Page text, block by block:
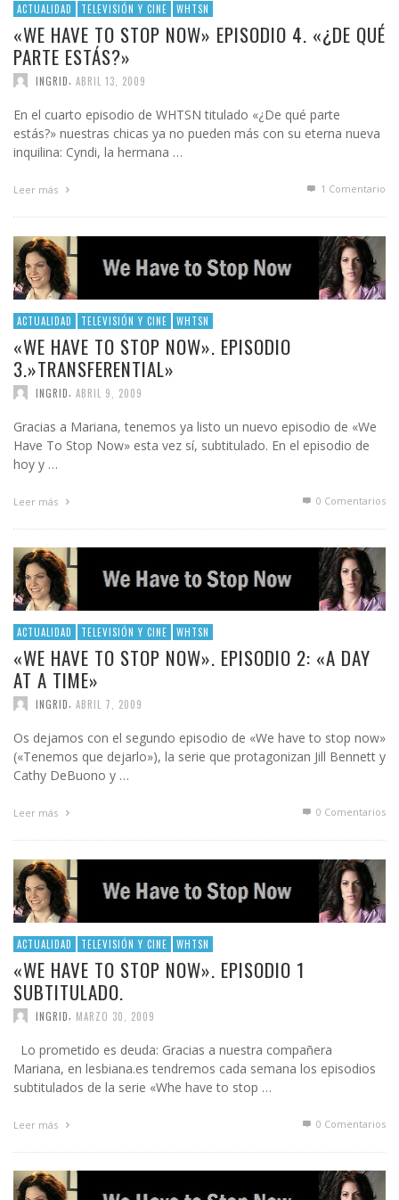
ACTUALIDAD TELEVISIÓN Y CINE WHTSN
«WE HAVE TO STOP NOW» EPISODIO 4. «¿DE QUÉ
PARTE ESTÁS?»
INGRID ABRIL 13, 2009
En el cuarto episodio de WHTSN titulado «¿De qué parte
estás?» nuestras chicas ya no pueden más con su eterna nueva
inquilina: Cyndi, la hermana …
Leer más 1 Comentario
ACTUALIDAD TELEVISIÓN Y CINE WHTSN
«WE HAVE TO STOP NOW». EPISODIO
3.»TRANSFERENTIAL»
INGRID ABRIL 9, 2009
Gracias a Mariana, tenemos ya listo un nuevo episodio de «We
Have To Stop Now» esta vez sí, subtitulado. En el episodio de
hoy y …
Leer más 0 Comentarios
ACTUALIDAD TELEVISIÓN Y CINE WHTSN
«WE HAVE TO STOP NOW». EPISODIO 2: «A DAY
AT A TIME»
INGRID ABRIL 7, 2009
Os dejamos con el segundo episodio de «We have to stop now»
(«Tenemos que dejarlo»), la serie que protagonizan Jill Bennett y
Cathy DeBuono y …
Leer más 0 Comentarios
ACTUALIDAD TELEVISIÓN Y CINE WHTSN
«WE HAVE TO STOP NOW». EPISODIO 1
SUBTITULADO.
INGRID MARZO 30, 2009
Lo prometido es deuda: Gracias a nuestra compañera
Mariana, en lesbiana.es tendremos cada semana los episodios
subtitulados de la serie «Whe have to stop …
Leer más 0 Comentarios